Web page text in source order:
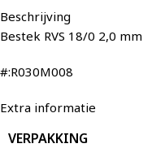
Beschrijving
Bestek RVS 18/0 2,0 mm
#:R030M008
Extra informatie
VERPAKKING